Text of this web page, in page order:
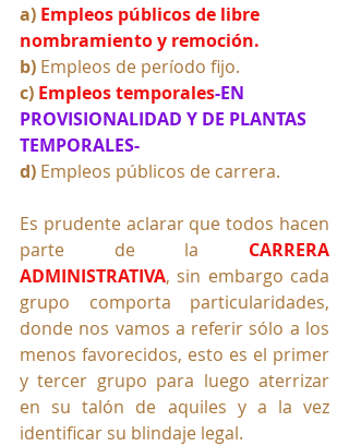
a) Empleos públicos de libre
nombramiento y remoción.
b) Empleos de período fijo.
c) Empleos temporales-EN
PROVISIONALIDAD Y DE PLANTAS
TEMPORALES-
d) Empleos públicos de carrera.
Es prudente aclarar que todos hacen
parte de la CARRERA
ADMINISTRATIVA, sin embargo cada
grupo comporta particularidades,
donde nos vamos a referir sólo a los
menos favorecidos, esto es el primer
y tercer grupo para luego aterrizar
en su talón de aquiles y a la vez
identificar su blindaje legal.